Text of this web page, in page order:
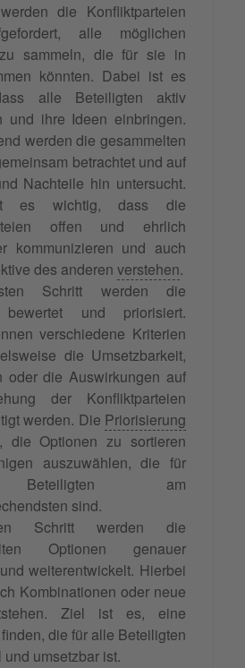
die Konfliktparteien
alle möglichen
sammeln, die für sie in
könnten. Dabei ist es
alle Beteiligten aktiv
und ihre Ideen einbringen.
werden die gesammelten
betrachtet und auf
Nachteile hin untersucht.
es wichtig, dass die
offen und ehrlich
kommunizieren und auch
des anderen verstehen.
Schritt werden die
bewertet und priorisiert.
verschiedene Kriterien
die Umsetzbarkeit,
oder die Auswirkungen auf
der Konfliktparteien
werden. Die Priorisierung
die Optionen zu sortieren
auszuwählen, die für
am
sind.
Schritt werden die
Optionen genauer
weiterentwickelt. Hierbei
Kombinationen oder neue
Ziel ist es, eine
die für alle Beteiligten
umsetzbar ist.